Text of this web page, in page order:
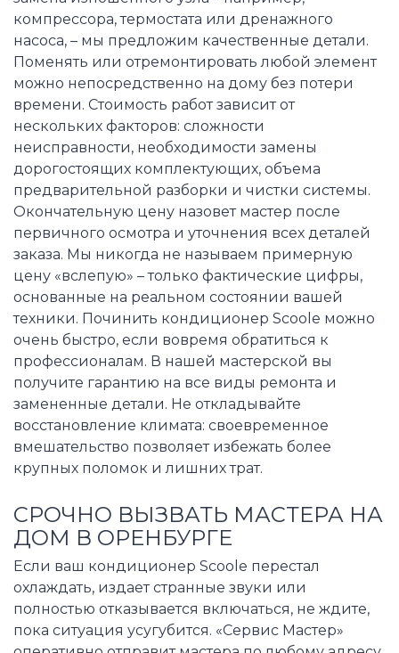
компрессора, термостата или дренажного
насоса, – мы предложим качественные детали.
Поменять или отремонтировать любой элемент
можно непосредственно на дому без потери
времени. Стоимость работ зависит от
нескольких факторов: сложности
неисправности, необходимости замены
дорогостоящих комплектующих, объема
предварительной разборки и чистки системы.
Окончательную цену назовет мастер после
первичного осмотра и уточнения всех деталей
заказа. Мы никогда не называем примерную
цену «вслепую» – только фактические цифры,
основанные на реальном состоянии вашей
техники. Починить кондиционер Scoole можно
очень быстро, если вовремя обратиться к
профессионалам. В нашей мастерской вы
получите гарантию на все виды ремонта и
замененные детали. Не откладывайте
восстановление климата: своевременное
вмешательство позволяет избежать более
крупных поломок и лишних трат.
СРОЧНО ВЫЗВАТЬ МАСТЕРА НА
ДОМ В ОРЕНБУРГЕ
Если ваш кондиционер Scoole перестал
охлаждать, издает странные звуки или
полностью отказывается включаться, не ждите,
пока ситуация усугубится. «Сервис Мастер»